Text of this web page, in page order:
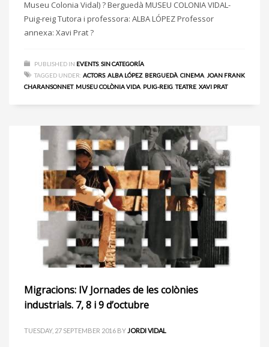
Museu Colonia Vidal) ? Berguedà MUSEU COLONIA VIDAL-
Puig-reig Tutora i professora: ALBA LÓPEZ Professor
annexa: Xavi Prat ?
PUBLISHED IN EVENTS, SIN CATEGORÍA
TAGGED UNDER: ACTORS, ALBA LÓPEZ, BERGUEDÀ CINEMA JOAN FRANK
CHARANSONNET, MUSEU COLÒNIA VIDA PUIG-REIG ,TEATRE XAVI PRAT
Migracions: IV Jornades de les colònies
industrials. 7, 8 i 9 d’octubre
TUESDAY, 27 SEPTEMBER 2016 BYJORDI VIDAL